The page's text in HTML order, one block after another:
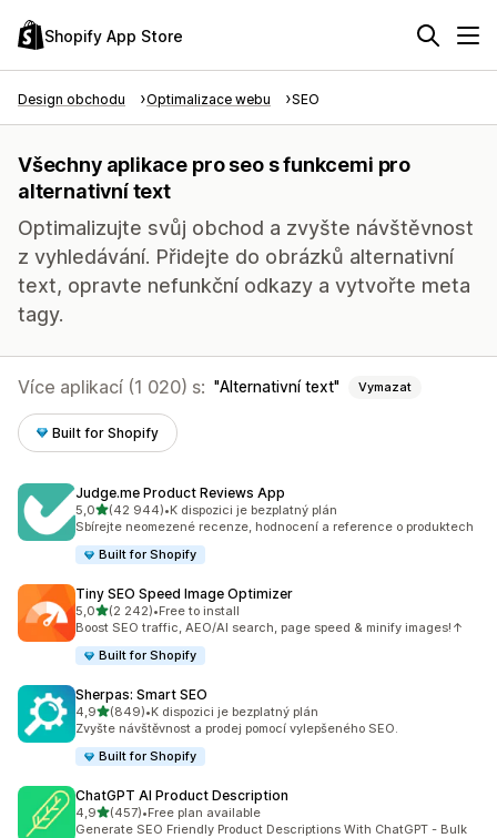
Shopify App Store
Design obchodu Optimalizace webu SEO
Všechny aplikace pro seo s funkcemi pro
alternativní text
Optimalizujte svůj obchod a zvyšte návštěvnost
z vyhledávání. Přidejte do obrázků alternativní
text, opravte nefunkční odkazy a vytvořte meta
tagy.
Více aplikací (1 020) s: Alternativní text Vymazat
Built for Shopify
Judge.me Product Reviews App
5,0z 5 hvězd
(42 944)
Celkový počet recenzí: 42944
•K dispozici je bezplatný plán
Sbírejte neomezené recenze, hodnocení a reference o produktech
Built for Shopify
Tiny SEO Speed Image Optimizer
5,0z 5 hvězd
(2 242)
Celkový počet recenzí: 2242
•Free to install
Boost SEO traffic, AEO/AI search, page speed & minify images!↑
Built for Shopify
Sherpas: Smart SEO
4,9z 5 hvězd
(849)
Celkový počet recenzí: 849
•K dispozici je bezplatný plán
Zvyšte návštěvnost a prodej pomocí vylepšeného SEO.
Built for Shopify
ChatGPT AI Product Description
4,9z 5 hvězd
(457)
Celkový počet recenzí: 457
•Free plan available
Generate SEO Friendly Product Descriptions With ChatGPT - Bulk